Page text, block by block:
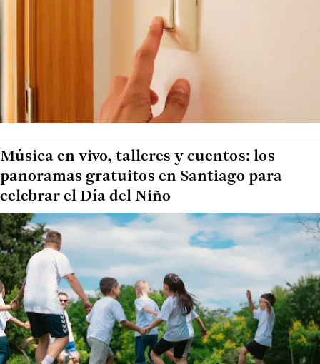
Música en vivo, talleres y cuentos: los
panoramas gratuitos en Santiago para
celebrar el Día del Niño